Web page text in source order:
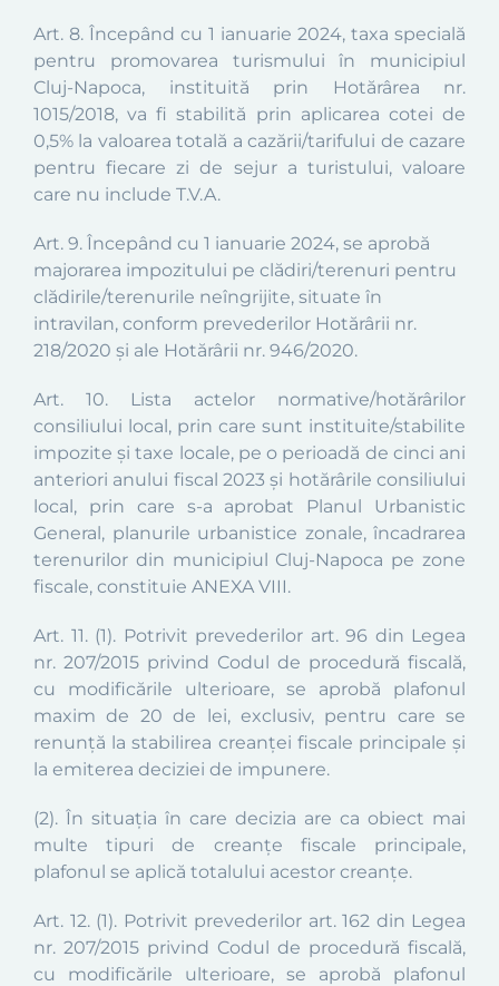
Art. 8. Începând cu 1 ianuarie 2024, taxa specială
pentru promovarea turismului în municipiul
Cluj-Napoca, instituită prin Hotărârea nr.
1015/2018, va fi stabilită prin aplicarea cotei de
0,5% la valoarea totală a cazării/tarifului de cazare
pentru fiecare zi de sejur a turistului, valoare
care nu include T.V.A.
Art. 9. Începând cu 1 ianuarie 2024, se aprobă
majorarea impozitului pe clădiri/terenuri pentru
clădirile/terenurile neîngrijite, situate în
intravilan, conform prevederilor Hotărârii nr.
218/2020 și ale Hotărârii nr. 946/2020.
Art. 10.
Lista actelor normative/hotărârilor
consiliului local, prin care sunt instituite/stabilite
impozite şi taxe locale, pe o perioadă de cinci ani
anteriori anului fiscal 2023 și hotărârile consiliului
local, prin care s-a aprobat Planul Urbanistic
General, planurile urbanistice zonale, încadrarea
terenurilor din municipiul Cluj-Napoca pe zone
fiscale, constituie ANEXA VIII.
Art. 11. (1). Potrivit prevederilor art. 96 din Legea
nr. 207/2015 privind Codul de procedură fiscală,
cu modificările ulterioare, se aprobă plafonul
maxim de 20 de lei, exclusiv, pentru care se
renunţă la stabilirea creanţei fiscale principale şi
la emiterea deciziei de impunere.
(2). În situaţia în care decizia are ca obiect mai
multe tipuri de creanţe fiscale principale,
plafonul se aplică totalului acestor creanţe.
Art. 12. (1). Potrivit prevederilor art. 162 din Legea
nr. 207/2015 privind Codul de procedură fiscală,
cu modificările ulterioare, se aprobă plafonul